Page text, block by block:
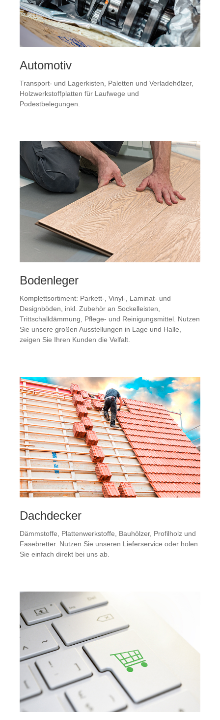
Automotiv
Transport- und Lagerkisten, Paletten und Verladehölzer,
Holzwerkstoffplatten für Laufwege und
Podestbelegungen.
Bodenleger
Komplettsortiment: Parkett-, Vinyl-, Laminat- und
Designböden, inkl. Zubehör an Sockelleisten,
Trittschalldämmung, Pflege- und Reinigungsmittel. Nutzen
Sie unsere großen Ausstellungen in Lage und Halle,
zeigen Sie Ihren Kunden die Velfalt.
Dachdecker
Dämmstoffe, Plattenwerkstoffe, Bauhölzer, Profilholz und
Fasebretter. Nutzen Sie unseren Lieferservice oder holen
Sie einfach direkt bei uns ab.